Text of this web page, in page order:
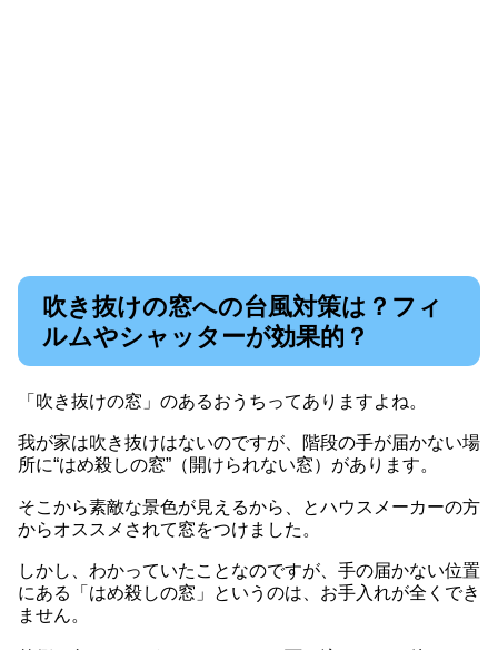
吹き抜けの窓への台風対策は？フィ
ルムやシャッターが効果的？
「吹き抜けの窓」のあるおうちってありますよね。
我が家は吹き抜けはないのですが、階段の手が届かない場
所に“はめ殺しの窓”（開けられない窓）があります。
そこから素敵な景色が見えるから、とハウスメーカーの方
からオススメされて窓をつけました。
しかし、わかっていたことなのですが、手の届かない位置
にある「はめ殺しの窓」というのは、お手入れが全くでき
ません。